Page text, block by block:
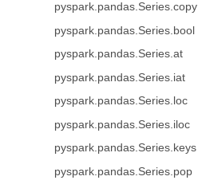
pyspark.pandas.Series.copy
pyspark.pandas.Series.bool
pyspark.pandas.Series.at
pyspark.pandas.Series.iat
pyspark.pandas.Series.loc
pyspark.pandas.Series.iloc
pyspark.pandas.Series.keys
pyspark.pandas.Series.pop